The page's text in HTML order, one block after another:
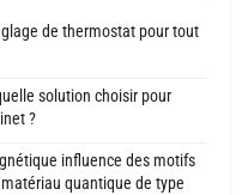
de thermostat pour tout
solution choisir pour
?
influence des motifs
quantique de type